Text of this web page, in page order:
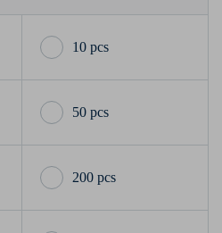
10 pcs
50 pcs
200 pcs